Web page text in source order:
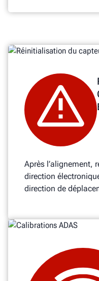
Après l’alignement,
direction
direction de